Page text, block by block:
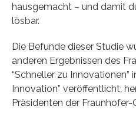
hausgemacht – und damit
lösbar.
Die Befunde dieser Studie
anderen Ergebnissen des
“Schneller zu Innovationen”
Innovation” veröffentlicht,
Präsidenten der